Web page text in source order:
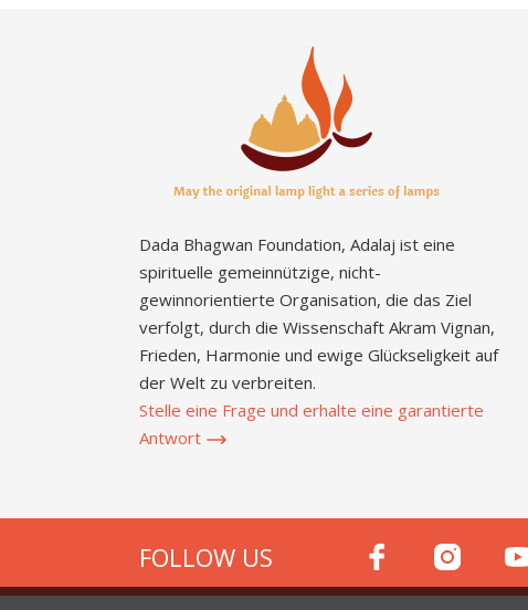
Dada Bhagwan Foundation, Adalaj ist eine
spirituelle gemeinnützige, nicht-
gewinnorientierte Organisation, die das Ziel
verfolgt, durch die Wissenschaft Akram Vignan,
Frieden, Harmonie und ewige Glückseligkeit auf
der Welt zu verbreiten.
Stelle eine Frage und erhalte eine garantierte
Antwort
FOLLOW US